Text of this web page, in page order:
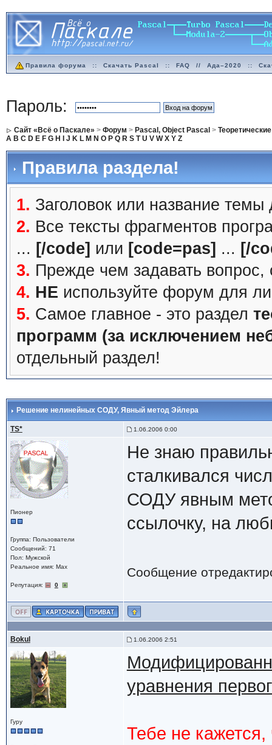
Правила форума :: Скачать Pascal :: FAQ // Ада–2020 ::
Пароль:
Сайт «Всё о Паскале» > Форум > Pascal, Object Pascal >
A B C D E F G H J K L M N O P Q R S T U V W X Y Z
Правила раздела!
1. Заголовок или название
2. Все тексты фрагментов
... [/code] или [code=pas] ... [/
3. Прежде чем задавать вопрос,
4. НЕ используйте форум для
5. Самое главное - это раздел
программ (за исключением
отдельный раздел!
Решение нелинейных СОДУ, Явный метод Эйлера
TS* 1.06.2006 0:00
Пионер
Группа: Пользователи
Сообщений: 71
Пол: Мужской
Реальное имя: Max
Репутация: 0
Не знаю
сталкивался
СОДУ явным
ссылочку, на
Сообщение
Bokul 1.06.2006 2:51
Гуру
уравнения
Тебе не